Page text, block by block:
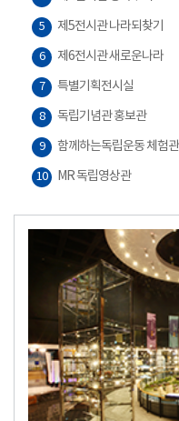
5 제5전시관 나라되찾기
6 제6전시관 새로운나라
7 특별기획전시실
8 독립기념관 홍보관
9 함께하는독립운동 체험관
10 MR 독립영상관